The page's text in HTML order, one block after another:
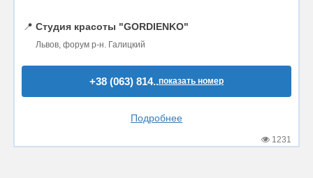
📍 Студия красоты "GORDIENKO"
Львов, форум р-н. Галицкий
+38 (063) 814..показать номер
Подробнее
1231